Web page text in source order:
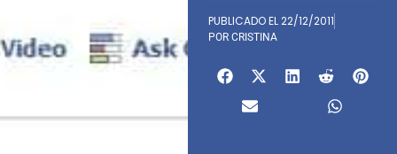
PUBLICADO EL22/12/2011
POR CRISTINA